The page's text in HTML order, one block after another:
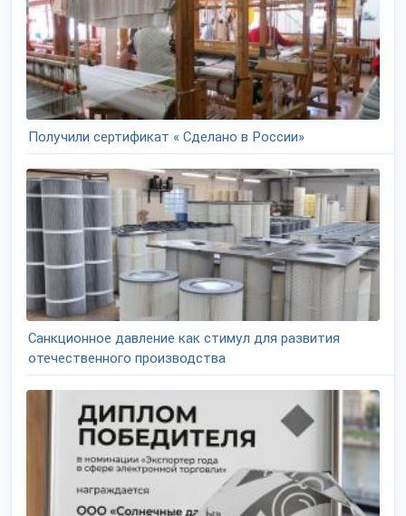
Получили сертификат « Сделано в России»
Санкционное давление как стимул для развития
отечественного производства